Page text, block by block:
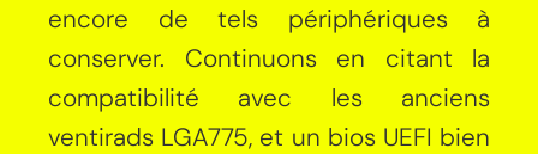
encore de tels périphériques à
conserver. Continuons en citant la
compatibilité avec les anciens
ventirads LGA775, et un bios UEFI bien